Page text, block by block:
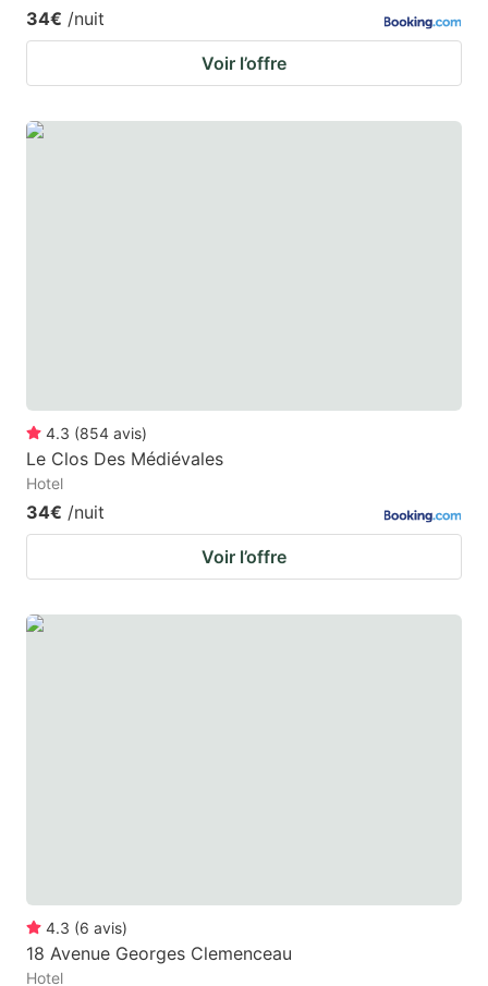
34€ /nuit
Voir l’offre
4.3 (854 avis)
Le Clos Des Médiévales
Hotel
34€ /nuit
Voir l’offre
4.3 (6 avis)
18 Avenue Georges Clemenceau
Hotel